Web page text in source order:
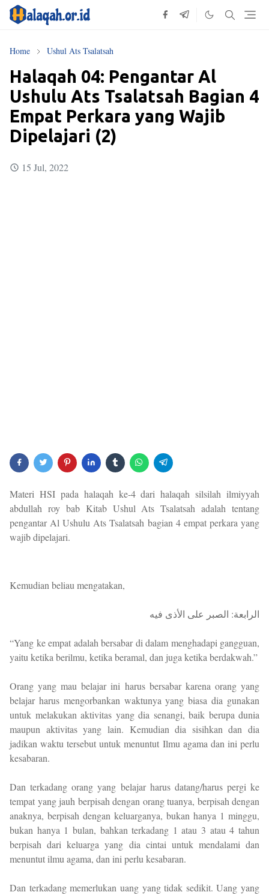
Home Ushul Ats Tsalatsah
Halaqah 04: Pengantar Al
Ushulu Ats Tsalatsah Bagian 4
Empat Perkara yang Wajib
Dipelajari (2)
15 Jul, 2022
Materi HSI pada halaqah ke-4 dari halaqah silsilah ilmiyyah
abdullah roy bab Kitab Ushul Ats Tsalatsah adalah tentang
pengantar Al Ushulu Ats Tsalatsah bagian 4 empat perkara yang
wajib dipelajari.
Kemudian beliau mengatakan,
الرابعة: الصبر على الأذى فيه
“Yang ke empat adalah bersabar di dalam menghadapi gangguan,
yaitu ketika berilmu, ketika beramal, dan juga ketika berdakwah.”
Orang yang mau belajar ini harus bersabar karena orang yang
belajar harus mengorbankan waktunya yang biasa dia gunakan
untuk melakukan aktivitas yang dia senangi, baik berupa dunia
maupun aktivitas yang lain. Kemudian dia sisihkan dan dia
jadikan waktu tersebut untuk menuntut Ilmu agama dan ini perlu
kesabaran.
Dan terkadang orang yang belajar harus datang/harus pergi ke
tempat yang jauh berpisah dengan orang tuanya, berpisah dengan
anaknya, berpisah dengan keluarganya, bukan hanya 1 minggu,
bukan hanya 1 bulan, bahkan terkadang 1 atau 3 atau 4 tahun
berpisah dari keluarga yang dia cintai untuk mendalami dan
menuntut ilmu agama, dan ini perlu kesabaran.
Dan terkadang memerlukan uang yang tidak sedikit. Uang yang